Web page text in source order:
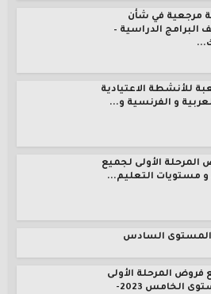
مرجعية في شأن
البرامج الدراسية –
لعبة للأنشطة الاعتيادية
و الفرنسية و...
المرحلة الأولى لجميع
و مستويات التعليم...
المستوى السادس
فروض المرحلة الأولى
المستوى الخامس 2023-